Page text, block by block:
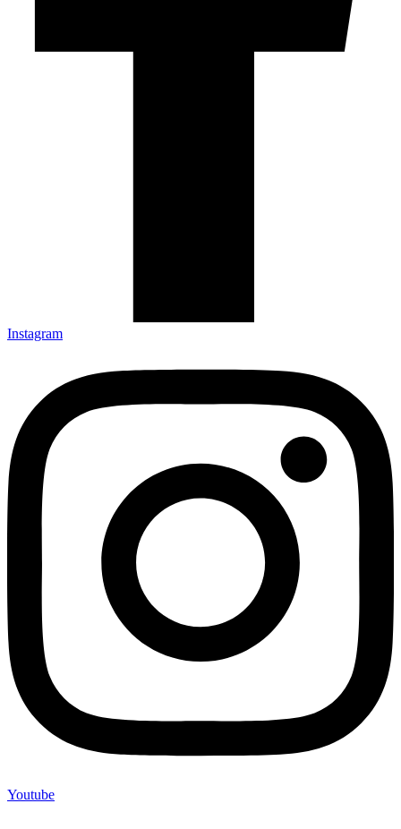
Instagram
Youtube